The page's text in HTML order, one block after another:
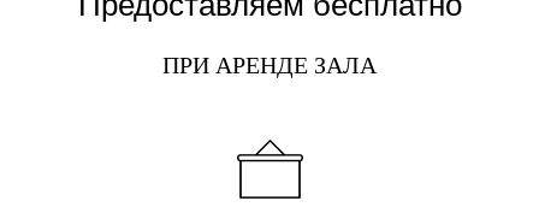
ПРИ АРЕНДЕ ЗАЛА